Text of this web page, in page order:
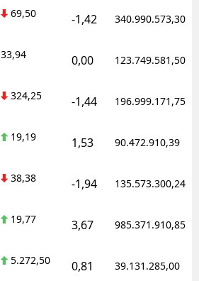
69,50 -1,42 340.990.573,30
33,94 0,00 123.749.581,50
324,25 -1,44 196.999.171,75
19,19 1,53 90.472.910,39
38,38 -1,94 135.573.300,24
19,77 3,67 985.371.910,85
5.272,50 0,81 39.131.285,00